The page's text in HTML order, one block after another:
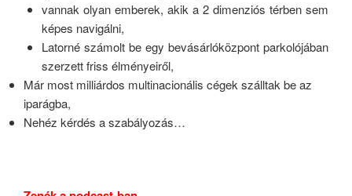
vannak olyan emberek, akik a 2 dimenziós térben sem
képes navigálni,
Latorné számolt be egy bevásárlóközpont parkolójában
szerzett friss élményeiről,
Már most milliárdos multinacionális cégek szálltak be az
iparágba,
Nehéz kérdés a szabályozás…